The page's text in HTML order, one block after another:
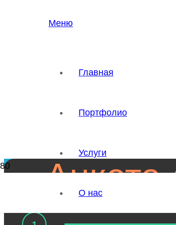
Меню
Главная
Портфолио
Услуги
О нас